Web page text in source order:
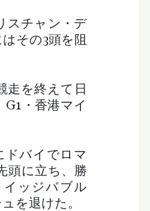
スチャン・デ
その3頭を阻
走を終えて日
・香港マイ
ドバイでロマ
頭に立ち、勝
イッジバブル
を退けた。